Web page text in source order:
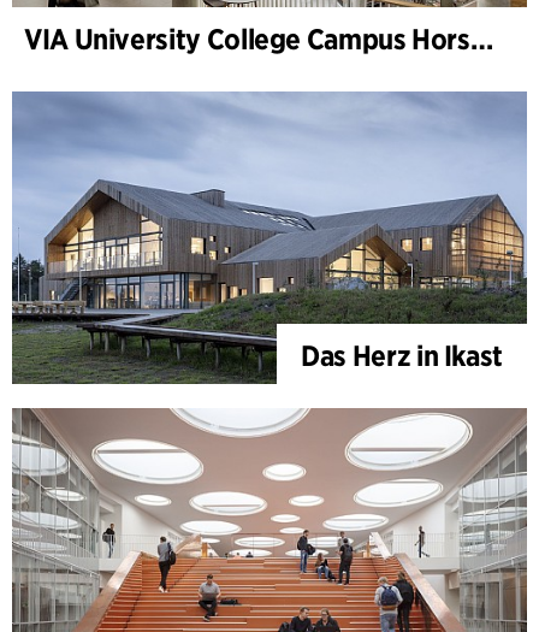
VIA University College Campus Horsens
Das Herz in Ikast